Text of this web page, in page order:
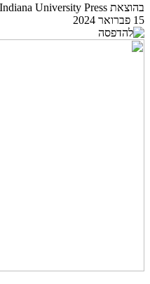
בהוצאת Indiana University Press
15 פברואר 2024